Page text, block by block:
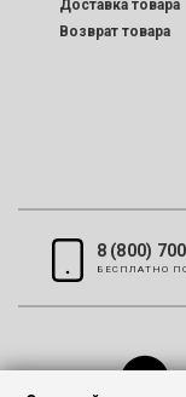
Доставка товара
Возврат товара
8 (800)
БЕСПЛАТНО